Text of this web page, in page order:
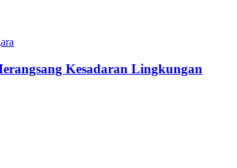
Kesadaran Lingkungan